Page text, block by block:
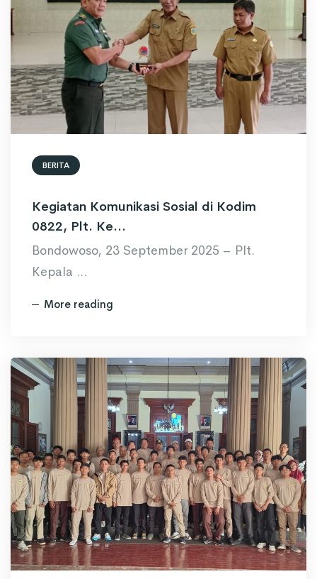
BERITA
Kegiatan Komunikasi Sosial di Kodim
0822, Plt. Ke...
Bondowoso, 23 September 2025 – Plt.
Kepala ...
More reading